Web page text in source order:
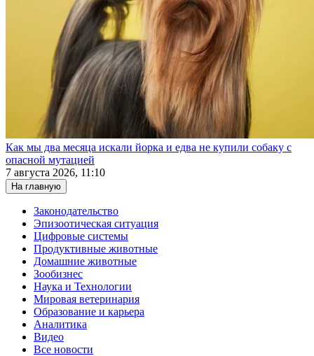
Как мы два месяца искали йорка и едва не купили собаку с
опасной мутацией
7 августа 2026, 11:10
На главную
Законодательство
Эпизоотическая ситуация
Цифровые системы
Продуктивные животные
Домашние животные
Зообизнес
Наука и Технологии
Мировая ветеринария
Образование и карьера
Аналитика
Видео
Все новости